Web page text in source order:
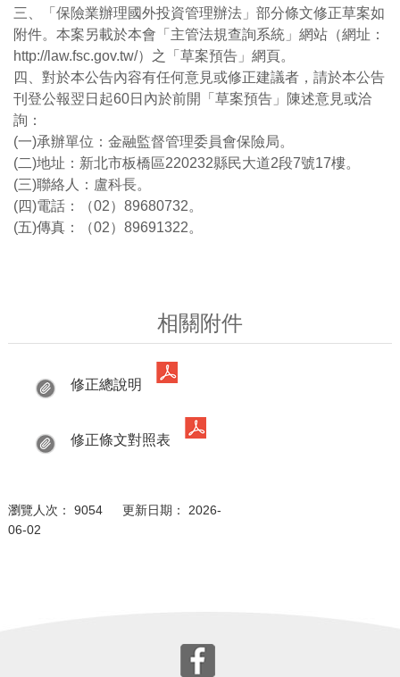
三、「保險業辦理國外投資管理辦法」部分條文修正草案如
附件。本案另載於本會「主管法規查詢系統」網站（網址：
http://law.fsc.gov.tw/）之「草案預告」網頁。
四、對於本公告內容有任何意見或修正建議者，請於本公告
刊登公報翌日起60日內於前開「草案預告」陳述意見或洽
詢：
(一)承辦單位：金融監督管理委員會保險局。
(二)地址：新北市板橋區220232縣民大道2段7號17樓。
(三)聯絡人：盧科長。
(四)電話：（02）89680732。
(五)傳真：（02）89691322。
相關附件
修正總說明
修正條文對照表
瀏覽人次： 9054 更新日期： 2026-
06-02